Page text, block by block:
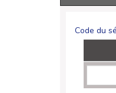
Code du